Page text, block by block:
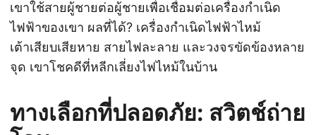
เขาใช้สายผู้ชายต่อผู้ชายเพื่อเชื่อมต่อเครื่องกำเนิด
ไฟฟ้าของเขา ผลที่ได้? เครื่องกำเนิดไฟฟ้าไหม้
เต้าเสียบเสียหาย สายไฟละลาย และวงจรขัดข้องหลาย
จุด เขาโชคดีที่หลีกเลี่ยงไฟไหม้ในบ้าน
ทางเลือกที่ปลอดภัย: สวิตช์ถ่าย